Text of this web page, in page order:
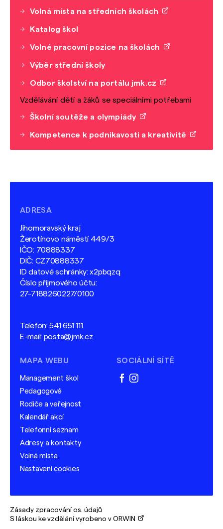
Volná místa na středních školách
Katalog škol
Volné pracovní pozice na školách
Výběr střední školy
Odbor školství na portálu jmk.cz
Vzdělávání dětí a žáků se speciálními potřebami
Školní soutěže a olympiády
Kompetence k podnikavosti a kreativitě
ADRESA
Jihomoravský kraj
Žerotínovo náměstí 449/3
IČO: 70888337
DIČ: CZ70888337
ID datové schránky: x2pbqzq
Číslo příjmového účtu:
27-7188260227/0100
Telefon:541 651 111
E-mail: posta@jmk.cz
MAPA WEBU
Management škol
Pedagogové
Rodiče a veřejnost
Kalendář akcí
Telefonní seznam
Adresy a kontakty
Volná místa
Nastavení cookies
SOCIÁLNÍ SÍTĚ
facebook
instagram
Zásady zpracování os. údajů
S láskou ke vzdělání vyrobeno v ORWIN